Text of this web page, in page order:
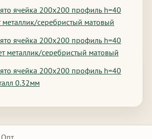
ячейка 200х200 профиль h=40
металлик/серебристый матовый
ячейка 200х200 профиль h=40
металлик/серебристый матовый
ячейка 200х200 профиль h=40
0.32мм